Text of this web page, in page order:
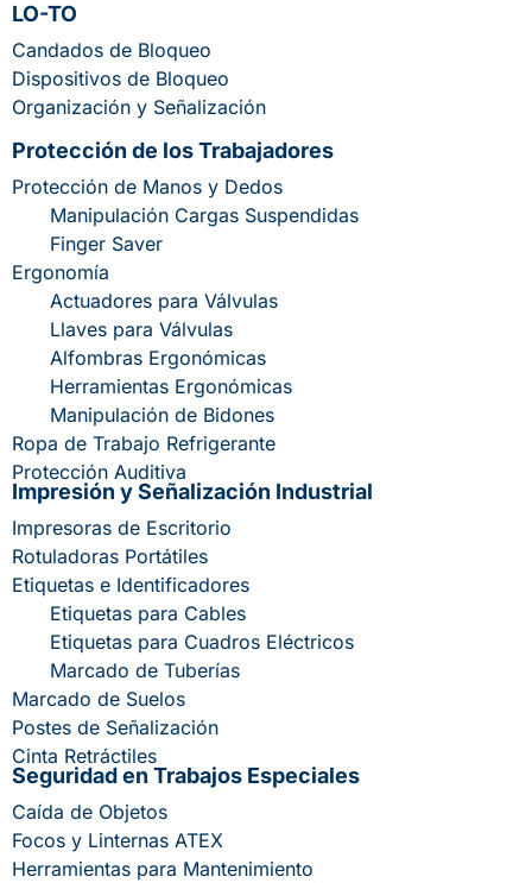
LO-TO
Candados de Bloqueo
Dispositivos de Bloqueo
Organización y Señalización
Protección de los Trabajadores
Protección de Manos y Dedos
Manipulación Cargas Suspendidas
Finger Saver
Ergonomía
Actuadores para Válvulas
Llaves para Válvulas
Alfombras Ergonómicas
Herramientas Ergonómicas
Manipulación de Bidones
Ropa de Trabajo Refrigerante
Protección Auditiva
Impresión y Señalización Industrial
Impresoras de Escritorio
Rotuladoras Portátiles
Etiquetas e Identificadores
Etiquetas para Cables
Etiquetas para Cuadros Eléctricos
Marcado de Tuberías
Marcado de Suelos
Postes de Señalización
Cinta Retráctiles
Seguridad en Trabajos Especiales
Caída de Objetos
Focos y Linternas ATEX
Herramientas para Mantenimiento